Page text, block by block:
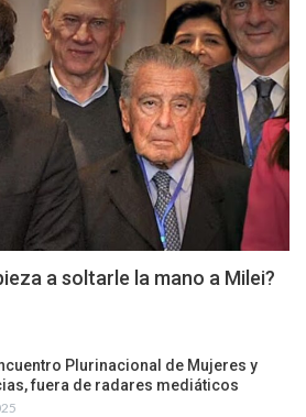
a soltarle la mano a Milei?
Plurinacional de Mujeres y
fuera de radares mediáticos